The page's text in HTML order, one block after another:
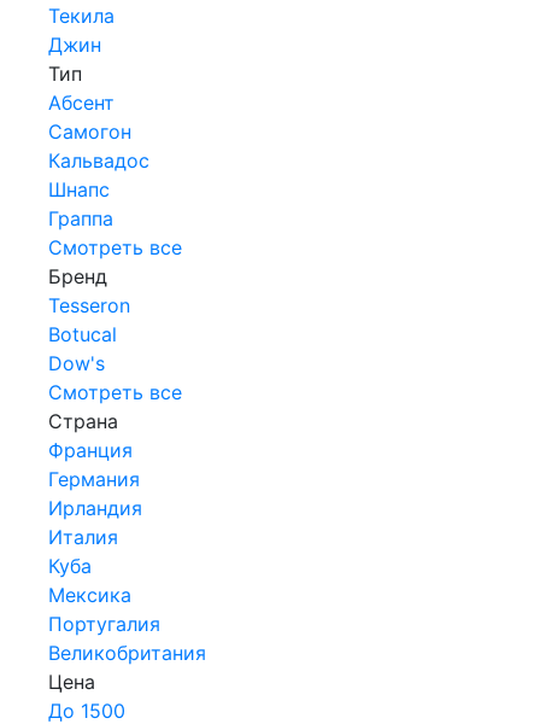
Текила
Джин
Тип
Абсент
Самогон
Кальвадос
Шнапс
Граппа
Смотреть все
Бренд
Tesseron
Botucal
Dow's
Смотреть все
Страна
Франция
Германия
Ирландия
Италия
Куба
Мексика
Португалия
Великобритания
Цена
До 1500